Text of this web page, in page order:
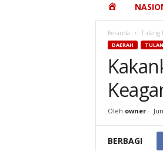
HOME
Beranda Tulang
DAERAH
Oleh owner-
BERBAGI